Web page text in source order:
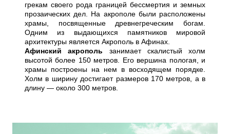
грекам своего рода границей бессмертия и земных
прозаических дел. На акрополе были расположены
храмы, посвященные древнегреческим богам.
Одним из выдающихся памятников мировой
архитектуры является Акрополь в Афинах.
Афинский акрополь занимает скалистый холм
высотой более 150 метров. Его вершина пологая, и
храмы построены на нем в восходящем порядке.
Холм в ширину достигает размеров 170 метров, а в
длину — около 300 метров.